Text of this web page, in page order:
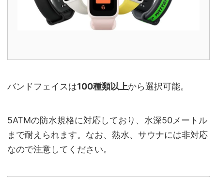
バンドフェイスは100種類以上から選択可能。
5ATMの防水規格に対応しており、水深50メートル
まで耐えられます。なお、熱水、サウナには非対応
なので注意してください。